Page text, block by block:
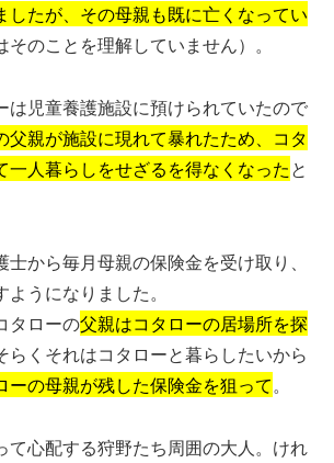
したが、その母親も既に亡くなってい
そのことを理解していません）。
は児童養護施設に預けられていたので
父親が施設に現れて暴れたため、コタ
一人暮らしをせざるを得なくなったと
士から毎月母親の保険金を受け取り、
うになりました。
タローの父親はコタローの居場所を探
らくそれはコタローと暮らしたいから
ーの母親が残した保険金を狙って。
て心配する狩野たち周囲の大人。けれ